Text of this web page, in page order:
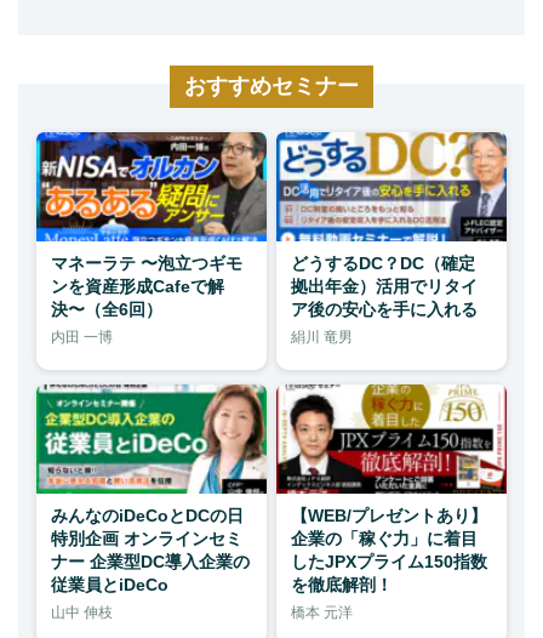
おすすめセミナー
マネーラテ 〜泡立つギモ
ンを資産形成Cafeで解
決〜（全6回）
内田 一博
どうするDC？DC（確定
拠出年金）活用でリタイ
ア後の安心を手に入れる
絹川 竜男
みんなのiDeCoとDCの日
特別企画 オンラインセミ
ナー 企業型DC導入企業の
従業員とiDeCo
山中 伸枝
【WEB/プレゼントあり】
企業の「稼ぐ力」に着目
したJPXプライム150指数
を徹底解剖！
橋本 元洋